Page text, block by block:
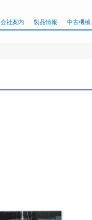
会社案内 製品情報 中古機械